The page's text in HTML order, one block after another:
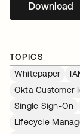
Download
TOPICS
Whitepaper
Okta Customer
Single Sign-On
Lifecycle